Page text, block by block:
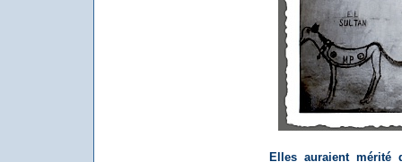
Elles auraient mérité